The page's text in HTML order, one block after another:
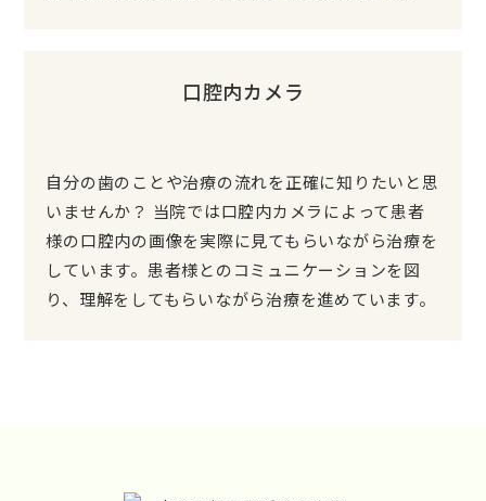
口腔内カメラ
自分の歯のことや治療の流れを正確に知りたいと思
いませんか？ 当院では口腔内カメラによって患者
様の口腔内の画像を実際に見てもらいながら治療を
しています。患者様とのコミュニケーションを図
り、理解をしてもらいながら治療を進めています。